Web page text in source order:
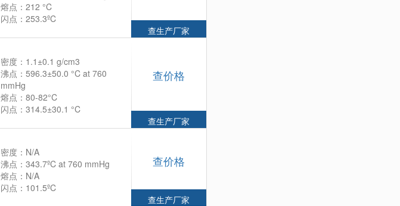
熔点：212 °C
闪点：253.3ºC
查生产厂家
密度：1.1±0.1 g/cm3
沸点：596.3±50.0 °C at 760
mmHg
熔点：80-82°C
闪点：314.5±30.1 °C
查价格
查生产厂家
密度：N/A
沸点：343.7ºC at 760 mmHg
熔点：N/A
闪点：101.5ºC
查价格
查生产厂家